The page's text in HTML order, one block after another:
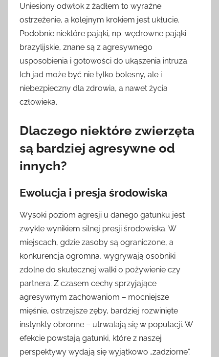
Uniesiony odwłok z żądłem to wyraźne
ostrzeżenie, a kolejnym krokiem jest ukłucie.
Podobnie niektóre pająki, np. wędrowne pająki
brazylijskie, znane są z agresywnego
usposobienia i gotowości do ukąszenia intruza.
Ich jad może być nie tylko bolesny, ale i
niebezpieczny dla zdrowia, a nawet życia
człowieka.
Dlaczego niektóre zwierzęta
są bardziej agresywne od
innych?
Ewolucja i presja środowiska
Wysoki poziom agresji u danego gatunku jest
zwykle wynikiem silnej presji środowiska. W
miejscach, gdzie zasoby są ograniczone, a
konkurencja ogromna, wygrywają osobniki
zdolne do skutecznej walki o pożywienie czy
partnera. Z czasem cechy sprzyjające
agresywnym zachowaniom – mocniejsze
mięśnie, ostrzejsze zęby, bardziej rozwinięte
instynkty obronne – utrwalają się w populacji. W
efekcie powstają gatunki, które z naszej
perspektywy wydają się wyjątkowo „zadziorne”.